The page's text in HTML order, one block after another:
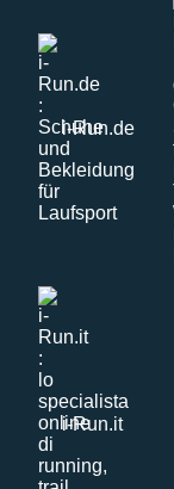
i-Run.de
i-Run.it